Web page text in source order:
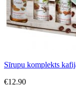
Sīrupu komplekts
€12.90